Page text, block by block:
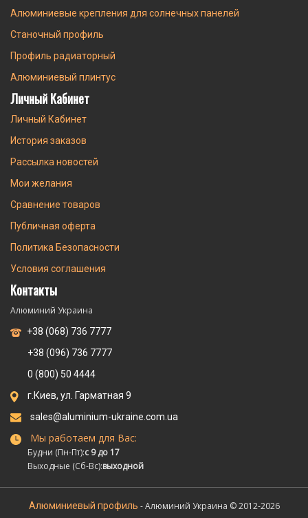
Алюминиевые крепления для солнечных панелей
Станочный профиль
Профиль радиаторный
Алюминиевый плинтус
Личный Кабинет
Личный Кабинет
История заказов
Рассылка новостей
Мои желания
Сравнение товаров
Публичная оферта
Политика Безопасности
Условия соглашения
Контакты
Алюминий Украина
+38 (068) 736 7777
+38 (096) 736 7777
0 (800) 50 4444
г.Киев, ул. Гарматная 9
sales@aluminium-ukraine.com.ua
Мы работаем для Вас:
Будни (Пн-Пт):с 9 до 17
Выходные (Сб-Вс):выходной
Алюминиевый профиль - Алюминий Украина © 2012-2026